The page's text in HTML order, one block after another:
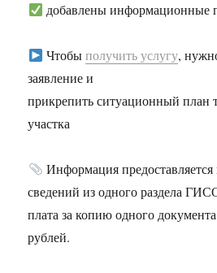
добавлены информационные
Чтобыполучить услугу,
заявление и
прикрепить ситуационный план
участка
Информация
сведений из одного раздела
плата за копию одного
рублей.